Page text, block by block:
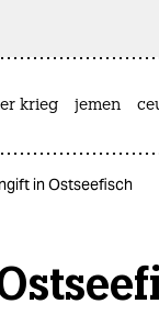
krieg jemen
in Ostseefisch